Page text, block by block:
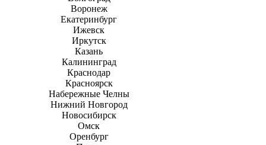
Воронеж
Екатеринбург
Ижевск
Иркутск
Казань
Калининград
Краснодар
Красноярск
Набережные Челны
Нижний Новгород
Новосибирск
Омск
Оренбург